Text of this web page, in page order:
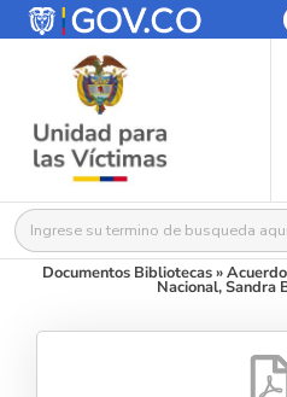
Buscar:
Documentos Bibliotecas»
Nacional, Sandra